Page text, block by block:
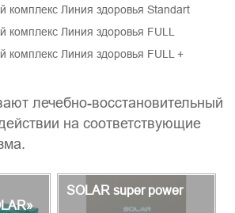
Линия здоровья Standart
Линия здоровья FULL
Линия здоровья FULL +
лечебно-восстановительный
на соответствующие
SOLAR super power